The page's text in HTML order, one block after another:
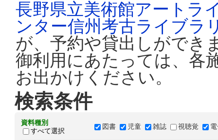
長野県立美術館アートラ
ンター信州考古ライブラ
が、予約や貸出しができ
御利用にあたっては、各
お出かけください。
検索条件
資料種別
すべて選択
図書 児童 雑誌 視聴覚